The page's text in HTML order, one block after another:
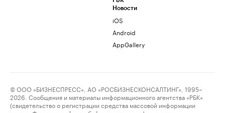
Новости
iOS
Android
AppGallery
© ООО «БИЗНЕСПРЕСС», АО «РОСБИЗНЕСКОНСАЛТИНГ», 1995–
2026. Сообщения и материалы информационного агентства «РБК»
(свидетельство о регистрации средства массовой информации